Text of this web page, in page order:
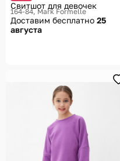
Свитшот для девочек
164-84 Mark Formelle
Доставим бесплатно 25
августа